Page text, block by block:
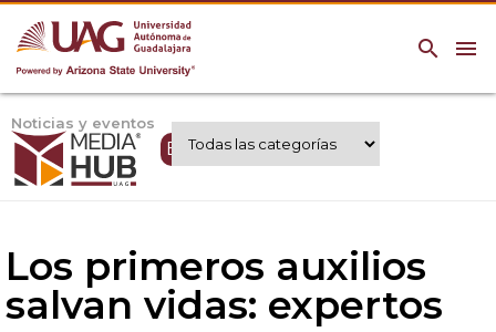
menu
search
Noticias y eventos
Expertos UAG
Los primeros auxilios
salvan vidas: expertos